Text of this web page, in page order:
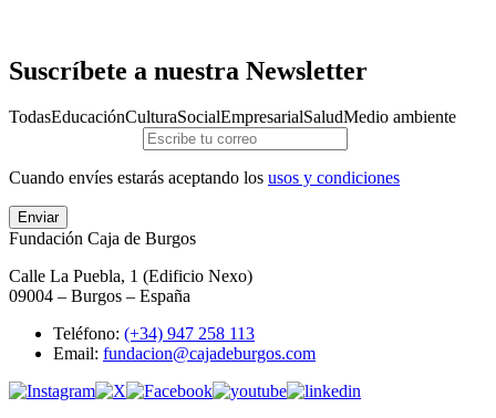
Suscríbete a nuestra Newsletter
TodasEducaciónCulturaSocialEmpresarialSaludMedio ambiente
Cuando envíes estarás aceptando los usos y condiciones
Enviar
Fundación Caja de Burgos
Calle La Puebla, 1 (Edificio Nexo)
09004 – Burgos – España
Teléfono: (+34) 947 258 113
Email: fundacion@cajadeburgos.com